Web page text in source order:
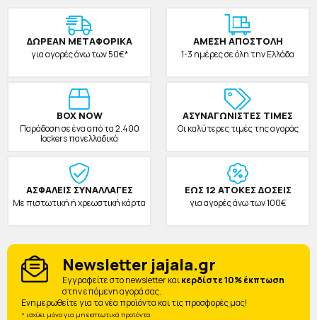
ΔΩΡΕAΝ ΜΕΤΑΦΟΡΙΚΑ
για αγορές άνω των 50€*
ΑΜΕΣΗ ΑΠΟΣΤΟΛΗ
1-3 ημέρες σε όλη την Ελλάδα
BOX NOW
Παράδοση σε ένα από τα 2.400
lockers πανελλαδικά
ΑΣΥΝΑΓΩΝΙΣΤΕΣ ΤΙΜΕΣ
Οι καλύτερες τιμές της αγοράς
ΑΣΦΑΛΕΙΣ ΣΥΝΑΛΛΑΓΕΣ
Με πιστωτική ή χρεωστική κάρτα
ΕΩΣ 12 ΑΤΟΚΕΣ ΔΟΣΕΙΣ
για αγορές άνω των 100€
Newsletter jajala.gr
Eγγραφείτε στο newsletter καικερδίστε 10% έκπτωση
στην επόμενη αγορά σας.
Ενημερωθείτε για τα νέα προϊόντα και τις προσφορές μας!
* ισχύει μόνο για μη εκπτωτικά προϊόντα